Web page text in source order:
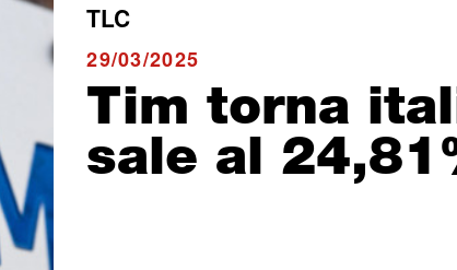
TLC
29/03/2025
Tim torna
sale al